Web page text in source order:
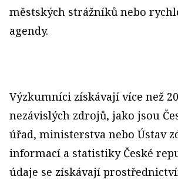
městských strážníků nebo
agendy.
Výzkumníci získávají více než
nezávislých zdrojů, jako jsou
úřad, ministerstva nebo Ústav
informací a statistiky České
údaje se získávají